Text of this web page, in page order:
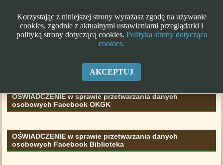
Klauzula informacyjna RODO
OŚWIADCZENIE w sprawie przetwarzania danych
osobowych Facebook OKGK
OŚWIADCZENIE w sprawie przetwarzania danych
osobowych Facebook Biblioteka
Korzystając z niniejszej strony wyrażasz zgodę na używanie
cookies, zgodnie z aktualnymi ustawieniami przeglądarki i
polityką strony dotyczącą cookies. Polityka strony dotycząca
cookies.
AKCEPTUJ